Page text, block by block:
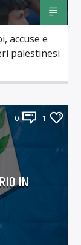
accuse e
palestinesi
0 1
IN